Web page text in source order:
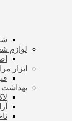
لوازم
ابزار
بهداشت